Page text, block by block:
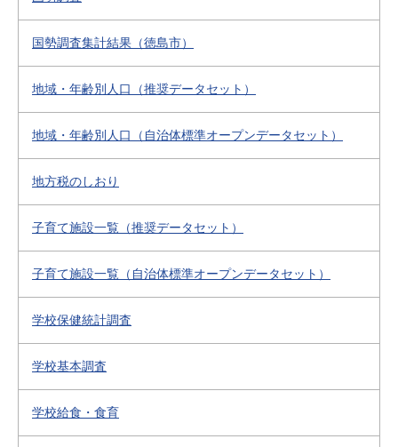
国勢調査集計結果（徳島市）
地域・年齢別人口（推奨データセット）
地域・年齢別人口（自治体標準オープンデータセット）
地方税のしおり
子育て施設一覧（推奨データセット）
子育て施設一覧（自治体標準オープンデータセット）
学校保健統計調査
学校基本調査
学校給食・食育